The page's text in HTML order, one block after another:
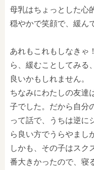
母乳はちょっとした心
穏やかで笑顔で、緩ん
あれもこれもしなきゃ
ら、緩むことしてみる
良いかもしれません。
ちなみにわたしの友達
子でした。だから自分
って話で、うちは逆に
ら良い方でうらやまし
しかも、その子はスク
番大きかったので、寝